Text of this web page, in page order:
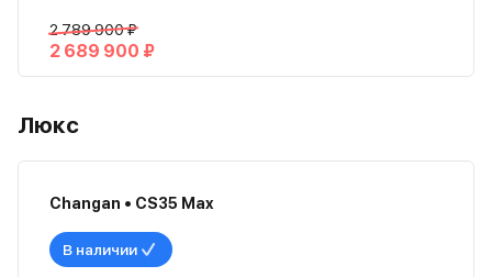
2 789 900 ₽
2 689 900 ₽
Люкс
Changan • CS35 Max
В наличии